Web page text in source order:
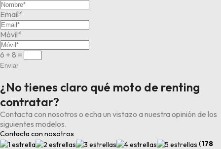
Email*
Móvil*
6 + 8 =
Enviar
¿No tienes claro qué moto de renting
contratar?
Contacta con nosotros o echa un vistazo a nuestra opinión de los
siguientes modelos.
Contacta con nosotros
(178